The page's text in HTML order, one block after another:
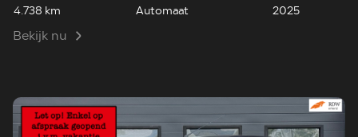
4.738 km Automaat 2025
Bekijk nu